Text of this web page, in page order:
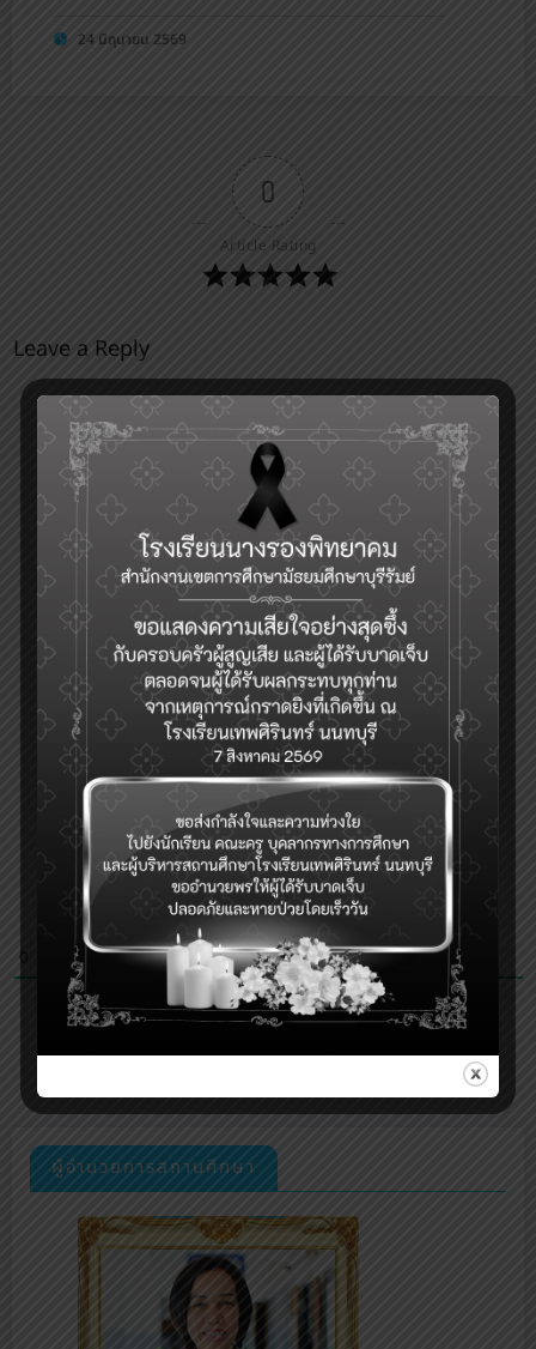
24 มิถุนายน 2569
0
Article Rating
Leave a Reply
0 COMMENTS
ผู้อำนวยการสถานศึกษา